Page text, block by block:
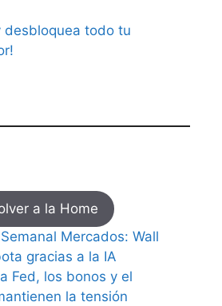
desbloquea todo tu
a la Home
Mercados: Wall
gracias a la IA
Fed, los bonos y el
la tensión